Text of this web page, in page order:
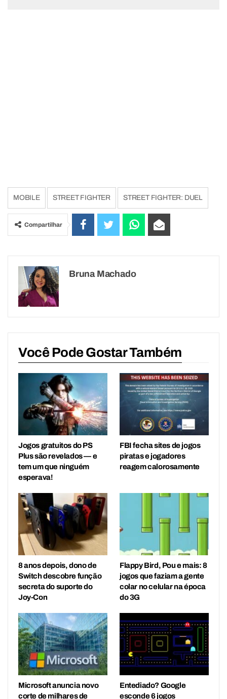
MOBILE STREET FIGHTER STREET FIGHTER: DUEL
Compartilhar
Bruna Machado
Você Pode Gostar Também
Jogos gratuitos do PS
Plus são revelados — e
tem um que ninguém
esperava!
FBI fecha sites de jogos
piratas e jogadores
reagem calorosamente
8 anos depois, dono de
Switch descobre função
secreta do suporte do
Joy-Con
Flappy Bird, Pou e mais: 8
jogos que faziam a gente
colar no celular na época
do 3G
Microsoft anuncia novo
corte de milhares de
Entediado? Google
esconde 6 jogos